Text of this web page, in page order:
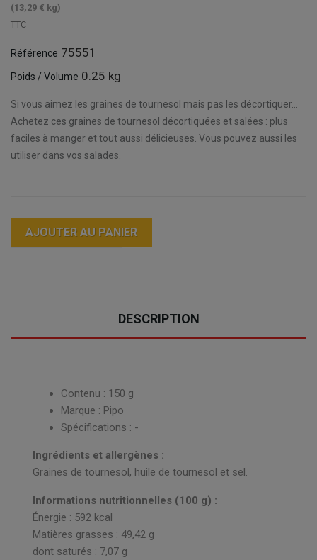
(13,29 € kg)
TTC
Référence 75551
Poids / Volume 0.25 kg
Si vous aimez les graines de tournesol mais pas les décortiquer…
Achetez ces graines de tournesol décortiquées et salées : plus
faciles à manger et tout aussi délicieuses. Vous pouvez aussi les
utiliser dans vos salades.
AJOUTER AU PANIER
DESCRIPTION
Contenu : 150 g
Marque : Pipo
Spécifications : -
Ingrédients et allergènes :
Graines de tournesol, huile de tournesol et sel.
Informations nutritionnelles (100 g) :
Énergie : 592 kcal
Matières grasses : 49,42 g
dont saturés : 7,07 g